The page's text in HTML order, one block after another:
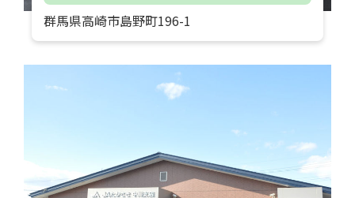
群馬県高崎市島野町196-1